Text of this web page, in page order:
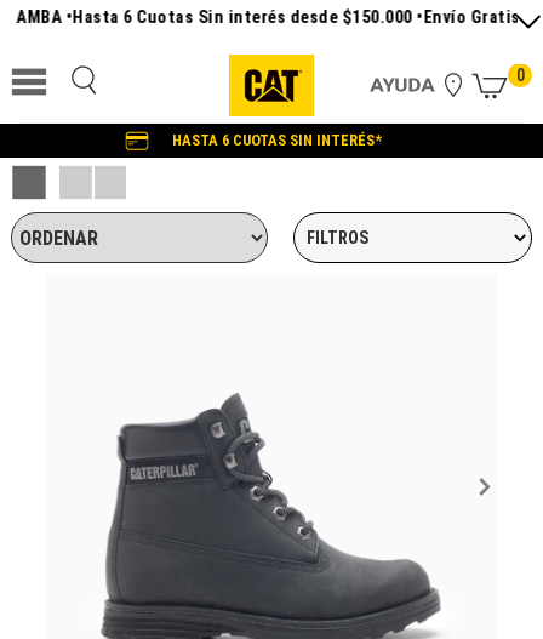
• Hasta 6 Cuotas Sin interés desde $150.000 •Envío Gratis a
0
FILTROS
HASTA 6 CUOTAS SIN INTERÉS*